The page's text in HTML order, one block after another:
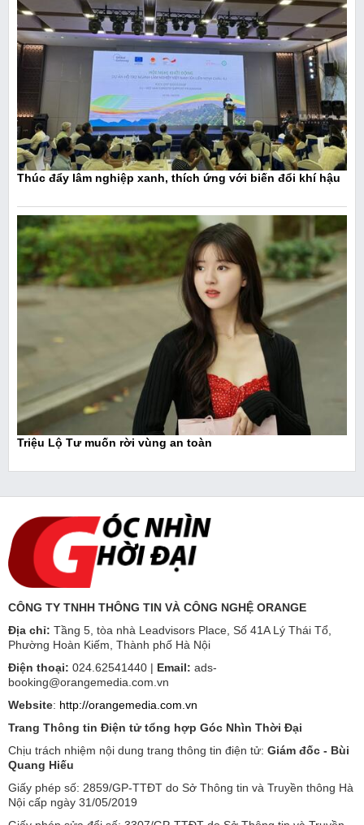
Thúc đẩy lâm nghiệp xanh, thích ứng với biến đổi khí hậu
Triệu Lộ Tư muốn rời vùng an toàn
CÔNG TY TNHH THÔNG TIN VÀ CÔNG NGHỆ ORANGE
Địa chỉ: Tầng 5, tòa nhà Leadvisors Place, Số 41A Lý Thái Tổ,
Phường Hoàn Kiếm, Thành phố Hà Nội
Điện thoại: 024.62541440 | Email: ads-
booking@orangemedia.com.vn
Website: http://orangemedia.com.vn
Trang Thông tin Điện tử tổng hợp Góc Nhìn Thời Đại
Chịu trách nhiệm nội dung trang thông tin điện tử: Giám đốc - Bùi
Quang Hiếu
Giấy phép số: 2859/GP-TTĐT do Sở Thông tin và Truyền thông Hà
Nội cấp ngày 31/05/2019